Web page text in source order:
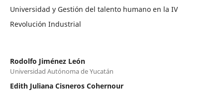
Universidad y Gestión del talento humano en la IV
Revolución Industrial
Rodolfo Jiménez León
Universidad Autónoma de Yucatán
Edith Juliana Cisneros Cohernour